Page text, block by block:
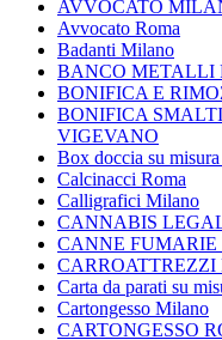
AVVOCATO
Avvocato Roma
Badanti Milano
BANCO METALLI
BONIFICA E
BONIFICA
VIGEVANO
Box doccia su
Calcinacci Roma
Calligrafici Milano
CANNABIS
CANNE FUMARIE
CARROATTREZZI
Carta da parati su
Cartongesso Milano
CARTONGESSO